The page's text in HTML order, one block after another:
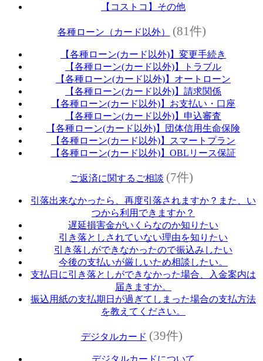
【コストコ】その他
各種ローン（カード以外） (81件)
【各種ローン(カード以外)】変更手続き
【各種ローン(カード以外)】トラブル
【各種ローン(カード以外)】オートローン
【各種ローン(カード以外)】請求関係
【各種ローン(カード以外)】お支払い・口座
【各種ローン(カード以外)】申込審査
【各種ローン(カード以外)】団体信用生命保険
【各種ローン(カード以外)】スマートプラン
【各種ローン(カード以外)】OBLリース保証
ご返済に関するご相談 (7件)
引落出来なかったら、再度引落されますか？また、い
つから利用できますか？
遅延損害金がいくらなのか知りたい
引き落としされていない理由を知りたい
引き落しができなかったので振込みしたい
今後の支払いが厳しいため相談したい。
支払日に引き落としができなかった場合、入金案内は
届きますか。
振込用紙の支払期日が過ぎてしまった場合の支払方法
を教えてください。
デジタルカード (39件)
デジタルカードについて